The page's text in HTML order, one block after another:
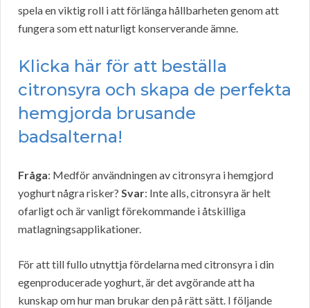
spela en viktig roll i att förlänga hållbarheten genom att
fungera som ett naturligt konserverande ämne.
Klicka här för att beställa
citronsyra och skapa de perfekta
hemgjorda brusande
badsalterna!
Fråga: Medför användningen av citronsyra i hemgjord
yoghurt några risker? Svar: Inte alls, citronsyra är helt
ofarligt och är vanligt förekommande i åtskilliga
matlagningsapplikationer.
För att till fullo utnyttja fördelarna med citronsyra i din
egenproducerade yoghurt, är det avgörande att ha
kunskap om hur man brukar den på rätt sätt. I följande